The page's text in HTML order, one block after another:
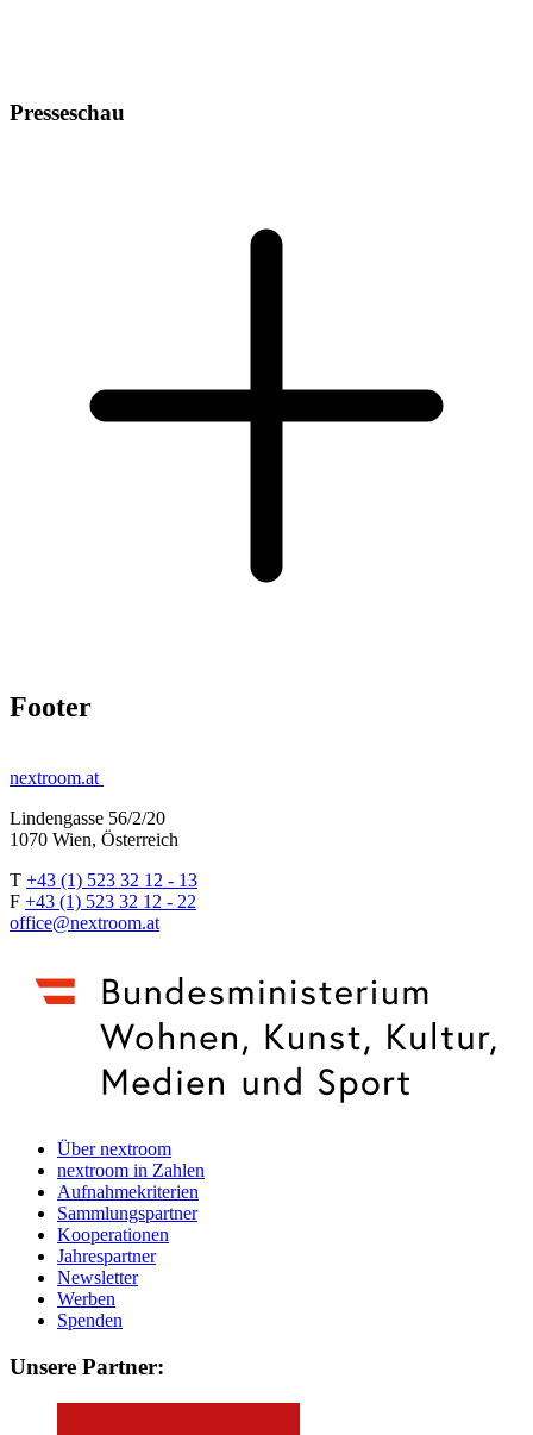
Presseschau
Footer
nextroom.at
Lindengasse 56/2/20
1070 Wien, Österreich
T +43 (1) 523 32 12 - 13
F +43 (1) 523 32 12 - 22
office@nextroom.at
Über nextroom
nextroom in Zahlen
Aufnahmekriterien
Sammlungspartner
Kooperationen
Jahrespartner
Newsletter
Werben
Spenden
Unsere Partner: